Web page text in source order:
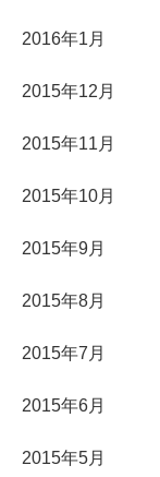
2016年1月
2015年12月
2015年11月
2015年10月
2015年9月
2015年8月
2015年7月
2015年6月
2015年5月